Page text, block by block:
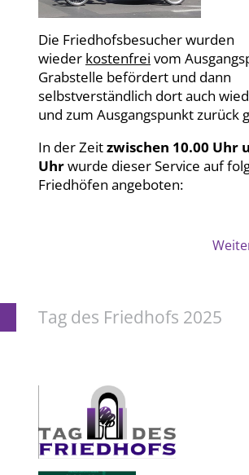
Die Friedhofsbesucher wurden
wieder kostenfrei vom
Grabstelle befördert und dann
selbstverständlich dort auch
und zum Ausgangspunkt zurück
In der Zeitzwischen 10.00 Uhr
Uhrwurde dieser Service auf
Friedhöfen angeboten:
Tag des Friedhofs 2025